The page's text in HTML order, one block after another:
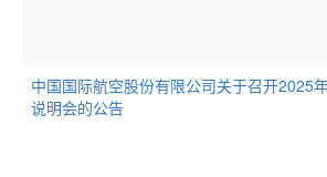
中国国际航空股份有限公司关于召开2025
说明会的公告